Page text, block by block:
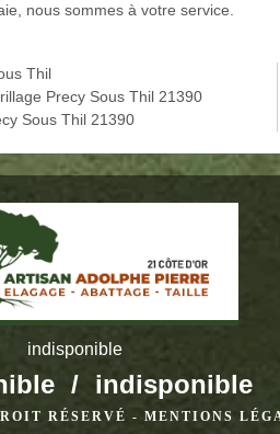
nous sommes à votre service.
Thil
Precy Sous Thil 21390
Sous Thil 21390
indisponible
/ indisponible
RÉSERVÉ - MENTIONS